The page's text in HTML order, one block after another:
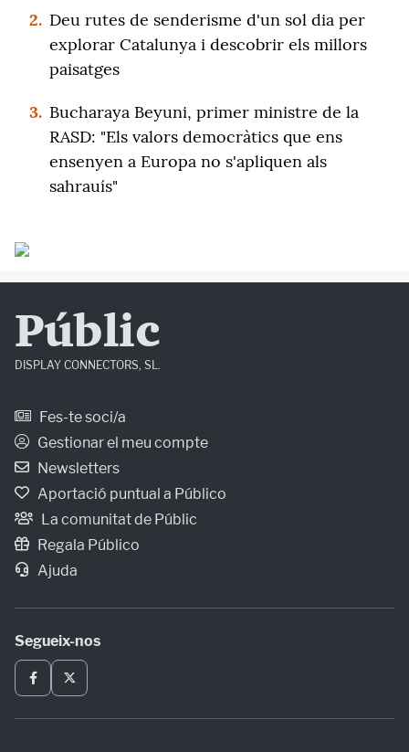
2. Deu rutes de senderisme d'un sol dia per
explorar Catalunya i descobrir els millors
paisatges
3. Bucharaya Beyuni, primer ministre de la
RASD: "Els valors democràtics que ens
ensenyen a Europa no s'apliquen als
sahrauís"
Públic
DISPLAY CONNECTORS, SL.
Fes-te soci/a
Gestionar el meu compte
Newsletters
Aportació puntual a Público
La comunitat de Públic
Regala Público
Ajuda
Segueix-nos